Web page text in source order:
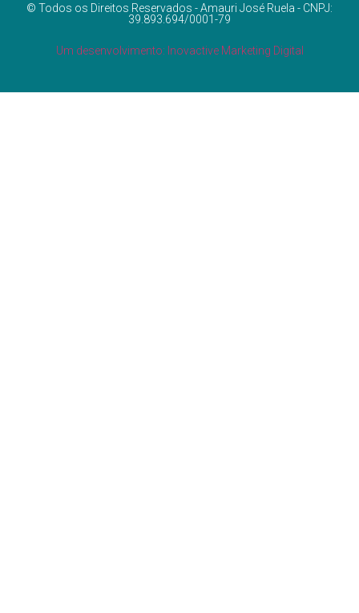
© Todos os Direitos Reservados - Amauri José Ruela - CNPJ:
39.893.694/0001-79
Um desenvolvimento: Inovactive Marketing Digital